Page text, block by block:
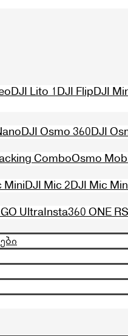
DJI Lito 1DJI FlipDJI
DJI Osmo 360DJI
ComboOsmo
MiniDJI Mic 2DJI Mic
UltraInsta360 ONE RS